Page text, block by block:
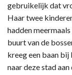
gebruikelijk dat
Haar twee
hadden
buurt van de
kreeg een baan
naar deze stad aan